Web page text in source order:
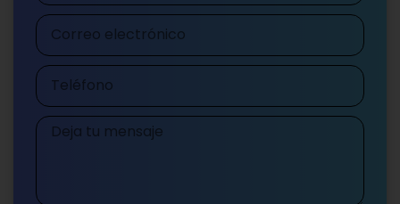
Correo
electrónico
Teléfono
Mensaje